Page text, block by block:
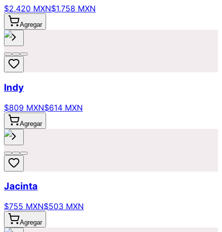
$2,420 MXN$1,758 MXN
Agregar
Indy
$809 MXN$614 MXN
Agregar
Jacinta
$755 MXN$503 MXN
Agregar